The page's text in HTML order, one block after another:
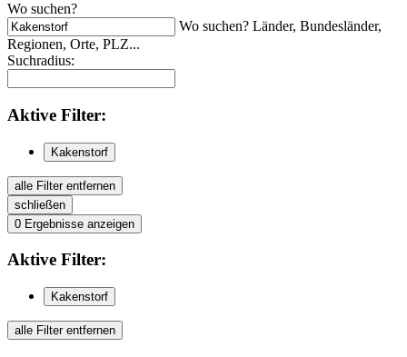
Wo suchen?
Wo suchen? Länder, Bundesländer,
Regionen, Orte, PLZ...
Suchradius:
Aktive Filter:
Kakenstorf
alle Filter entfernen
schließen
0 Ergebnisse anzeigen
Aktive Filter:
Kakenstorf
alle Filter entfernen